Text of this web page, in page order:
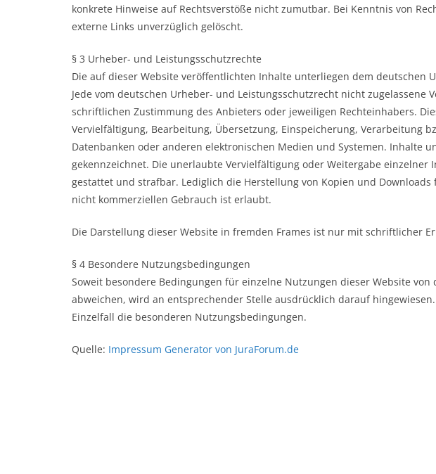
konkrete Hinweise auf Rechtsverstöße nicht zumutbar. Bei Kenntnis von
externe Links unverzüglich gelöscht.
§ 3 Urheber- und Leistungsschutzrechte
Die auf dieser Website veröffentlichten Inhalte unterliegen dem deutschen
Jede vom deutschen Urheber- und Leistungsschutzrecht nicht zugelassene
schriftlichen Zustimmung des Anbieters oder jeweiligen Rechteinhabers.
Vervielfältigung, Bearbeitung, Übersetzung, Einspeicherung, Verarbeitung
Datenbanken oder anderen elektronischen Medien und Systemen. Inhalte
gekennzeichnet. Die unerlaubte Vervielfältigung oder Weitergabe
gestattet und strafbar. Lediglich die Herstellung von Kopien und
nicht kommerziellen Gebrauch ist erlaubt.
Die Darstellung dieser Website in fremden Frames ist nur mit schriftlicher
§ 4 Besondere Nutzungsbedingungen
Soweit besondere Bedingungen für einzelne Nutzungen dieser Website von
abweichen, wird an entsprechender Stelle ausdrücklich darauf
Einzelfall die besonderen Nutzungsbedingungen.
Quelle: Impressum Generator von JuraForum.de